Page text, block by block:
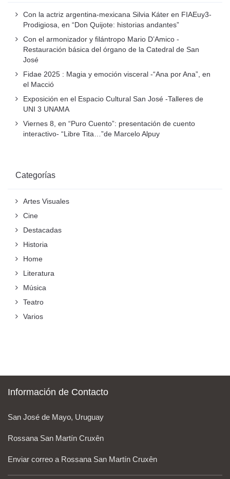
Con la actriz argentina-mexicana Silvia Káter en FIAEuy3-
Prodigiosa, en “Don Quijote: historias andantes”
Con el armonizador y filántropo Mario D’Amico -
Restauración básica del órgano de la Catedral de San
José
Fidae 2025 : Magia y emoción visceral -“Ana por Ana”, en
el Macció
Exposición en el Espacio Cultural San José -Talleres de
UNI 3 UNAMA
Viernes 8, en “Puro Cuento”: presentación de cuento
interactivo- “Libre Tita…”de Marcelo Alpuy
Categorías
Artes Visuales
Cine
Destacadas
Historia
Home
Literatura
Música
Teatro
Varios
Información de Contacto
San José de Mayo, Uruguay
Rossana San Martín Cruxên
Enviar correo a Rossana San Martín Cruxên